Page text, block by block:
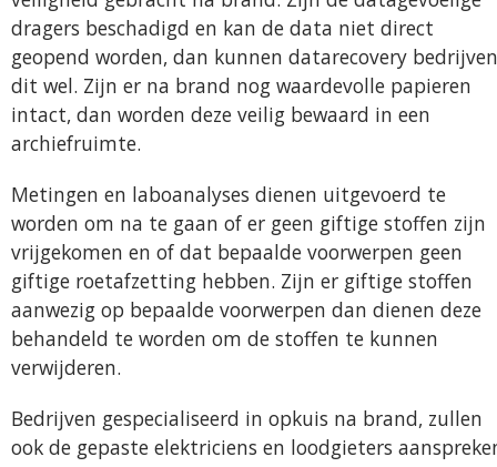
dragers beschadigd en kan de data niet direct
geopend worden, dan kunnen datarecovery bedrijven
dit wel. Zijn er na brand nog waardevolle papieren
intact, dan worden deze veilig bewaard in een
archiefruimte.
Metingen en laboanalyses dienen uitgevoerd te
worden om na te gaan of er geen giftige stoffen zijn
vrijgekomen en of dat bepaalde voorwerpen geen
giftige roetafzetting hebben. Zijn er giftige stoffen
aanwezig op bepaalde voorwerpen dan dienen deze
behandeld te worden om de stoffen te kunnen
verwijderen.
Bedrijven gespecialiseerd in opkuis na brand, zullen
ook de gepaste elektriciens en loodgieters